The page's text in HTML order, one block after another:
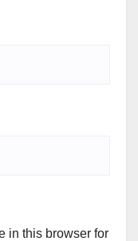
in this browser for